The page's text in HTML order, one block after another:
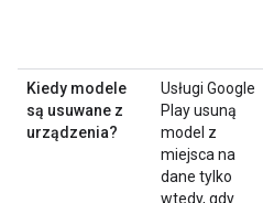
Kiedy modele
są usuwane z
urządzenia?
Usługi Google
Play usuną
model z
miejsca na
dane tylko
wtedy, gdy